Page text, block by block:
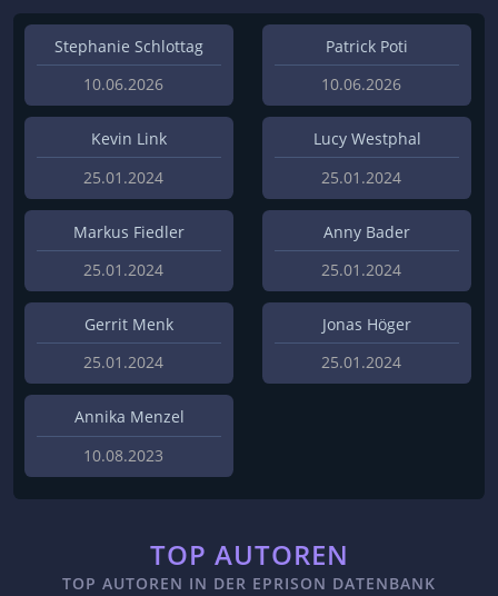
Stephanie Schlottag
10.06.2026
Patrick Poti
10.06.2026
Kevin Link
25.01.2024
Lucy Westphal
25.01.2024
Markus Fiedler
25.01.2024
Anny Bader
25.01.2024
Gerrit Menk
25.01.2024
Jonas Höger
25.01.2024
Annika Menzel
10.08.2023
TOP AUTOREN
TOP AUTOREN IN DER EPRISON DATENBANK